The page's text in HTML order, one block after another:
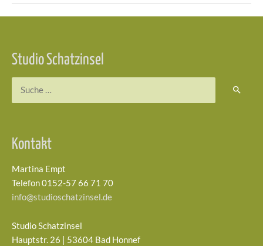
Studio Schatzinsel
Kontakt
Martina Empt
Telefon 0152-57 66 71 70
info@studioschatzinsel.de
Studio Schatzinsel
Hauptstr. 26 | 53604 Bad Honnef